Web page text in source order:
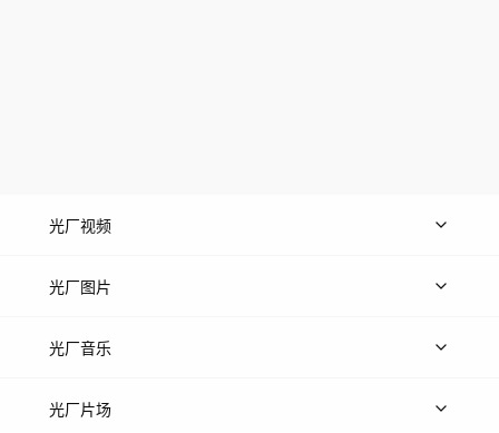
光厂视频
上传视频
光厂图片
上传图片
光厂音乐
热门音乐
光厂片场